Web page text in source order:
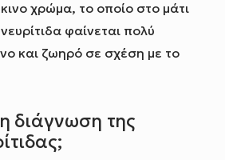
χρώμα, το οποίο στο μάτι
φαίνεται πολύ
και ζωηρό σε σχέση με το
διάγνωση της